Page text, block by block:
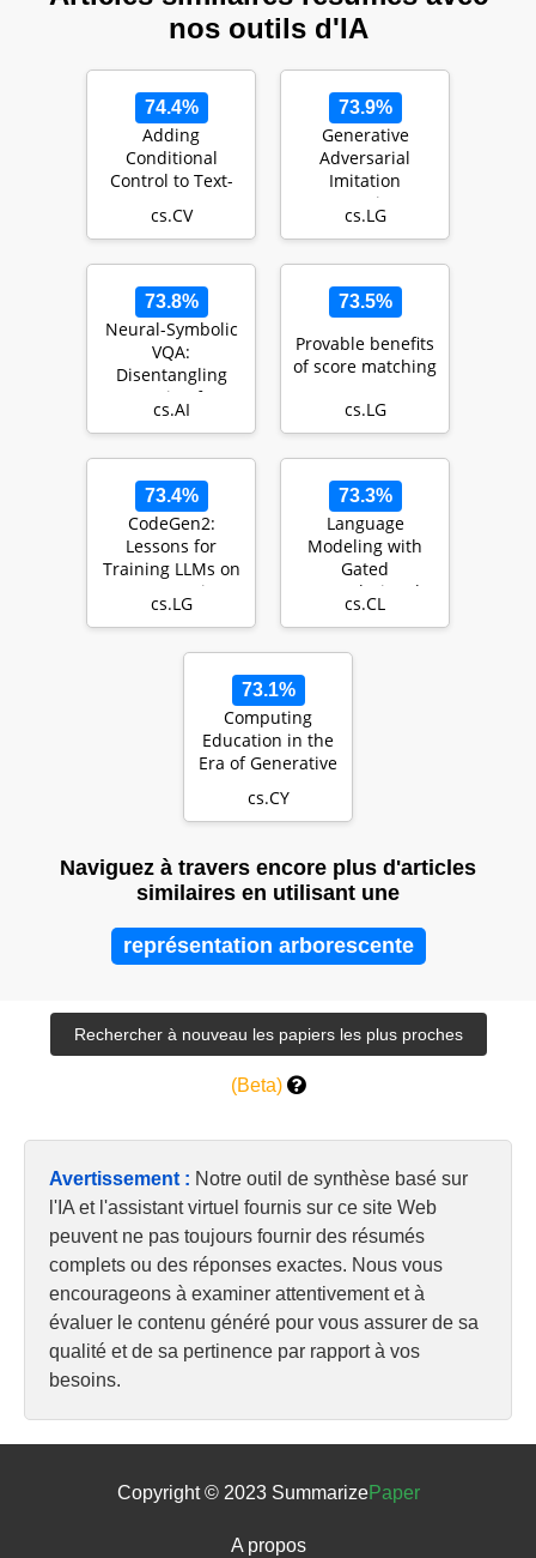
nos outils d'IA
74.4%
Adding
Conditional
Control to Text-
Diffusion Models
cs.CV
73.9%
Generative
Adversarial
Imitation
Learning
cs.LG
73.8%
Neural-Symbolic
VQA:
Disentangling
Reasoning from
Vision and
Underst…
cs.AI
73.5%
Provable benefits
of score matching
cs.LG
73.4%
CodeGen2:
Lessons for
Training LLMs on
Programming
and Natural
cs.LG
73.3%
Language
Modeling with
Gated
Convolutional
Networks
cs.CL
73.1%
Computing
Education in the
Era of Generative
cs.CY
Naviguez à travers encore plus d'articles
similaires en utilisant une
représentation arborescente
(Beta)
Avertissement : Notre outil de synthèse basé sur
l'IA et l'assistant virtuel fournis sur ce site Web
peuvent ne pas toujours fournir des résumés
complets ou des réponses exactes. Nous vous
encourageons à examiner attentivement et à
évaluer le contenu généré pour vous assurer de sa
qualité et de sa pertinence par rapport à vos
besoins.
Copyright © 2023 SummarizePaper
A propos